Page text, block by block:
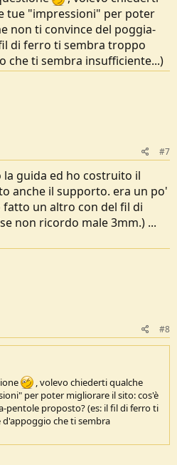
tue "impressioni" per poter
non ti convince del poggia-
di ferro ti sembra troppo
che ti sembra insufficiente...)
#7
la guida ed ho costruito il
anche il supporto. era un po'
un altro con del fil di
non ricordo male 3mm.) ...
#8
, volevo chiederti qualche
per poter migliorare il sito: cos'è
pentole proposto? (es: il fil di ferro ti
che ti sembra